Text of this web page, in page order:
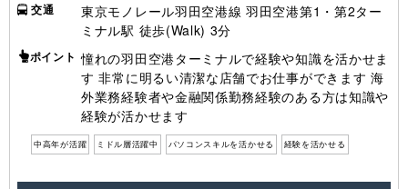
交通
東京モノレール羽田空港線 羽田空港第1・第2ター
ミナル駅 徒歩(Walk) 3分
ポイント 憧れの羽田空港ターミナルで経験や知識を活かせま
す 非常に明るい清潔な店舗でお仕事ができます 海
外業務経験者や金融関係勤務経験のある方は知識や
経験が活かせます
中高年が活躍 ミドル層活躍中 パソコンスキルを活かせる 経験を活かせる